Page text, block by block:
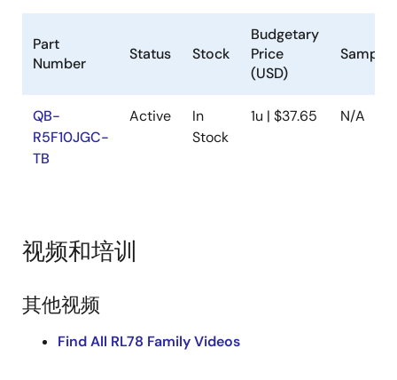
Part
Number
Status Stock
Budgetary
Price
(USD)
QB-
R5F10JGC-
TB
Active
In
Stock
1u | $37.65 N/A
视频和培训
其他视频
Find All RL78 Family Videos